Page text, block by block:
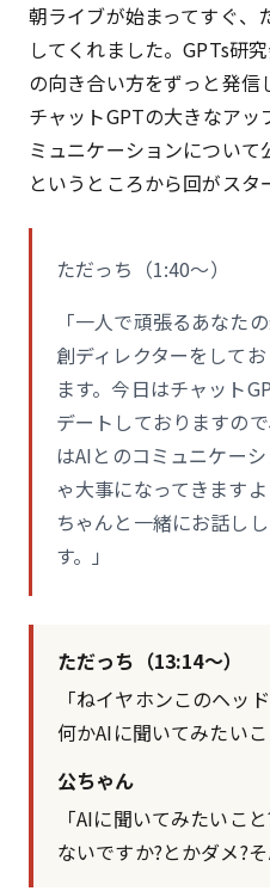
朝ライブが始まってすぐ、
してくれました。GPTs研
の向き合い方をずっと発
チャットGPTの大きなアッ
ミュニケーションについて
というところから回がスタ
ただっち（1:40〜）
「一人で頑張るあなた
創ディレクターをして
ます。今日はチャット
デートしておりますの
はAIとのコミュニケー
ゃ大事になってきます
ちゃんと一緒にお話し
す。」
ただっち（13:14〜）
「ねイヤホンこのヘッ
何かAIに聞いてみたいこ
公ちゃん
「AIに聞いてみたいこ
ないですか?とかダメ?そ